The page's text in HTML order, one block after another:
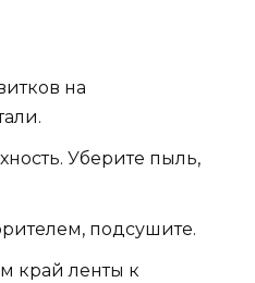
на
Уберите пыль,
подсушите.
край ленты к